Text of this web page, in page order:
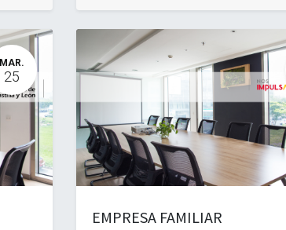
MAR.
25
EMPRESA FAMILIAR